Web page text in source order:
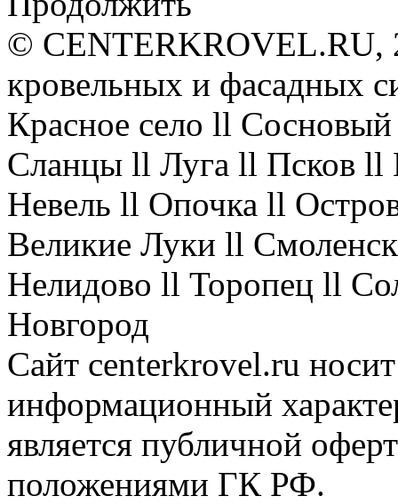
© CENTERKROVEL.RU,
кровельных и фасадных
Красное село ll
Сланцы ll Луга ll Псков
Невель ll Опочка ll
Великие Луки ll
Нелидово ll Торопец ll
Новгород
Сайт centerkrovel.ru
информационный
является публичной
положениями ГК РФ.